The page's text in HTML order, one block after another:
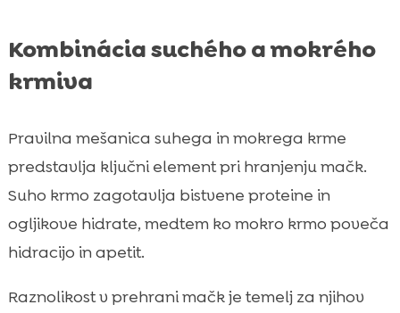
Kombinácia suchého a mokrého
krmiva
Pravilna mešanica suhega in mokrega krme
predstavlja ključni element pri hranjenju mačk.
Suho krmo zagotavlja bistvene proteine in
ogljikove hidrate, medtem ko mokro krmo poveča
hidracijo in apetit.
Raznolikost v prehrani mačk je temelj za njihov